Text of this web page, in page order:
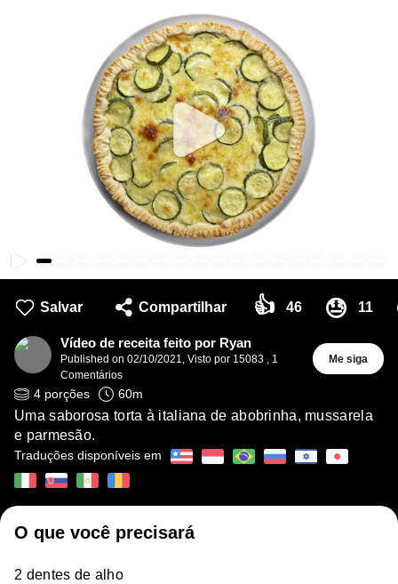
Salvar Compartilhar 👍 46 😓 11
Vídeo de receita feito por Ryan
Published on 02/10/2021, Visto por 15083 , 1
Comentários
Me siga
4 porções 60m
Uma saborosa torta à italiana de abobrinha, mussarela
e parmesão.
Traduções disponíveis em
O que você precisará
2 dentes de alho